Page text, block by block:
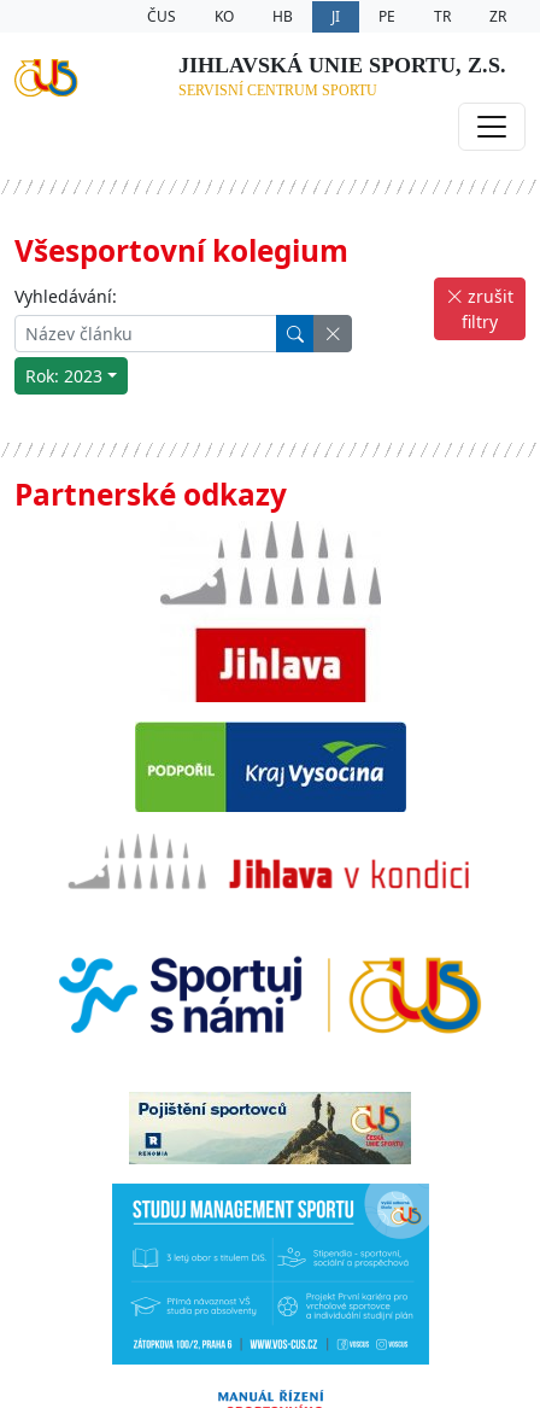
ČUS KO HB JI PE TR ZR
JIHLAVSKÁ UNIE SPORTU, Z.S.
SERVISNÍ CENTRUM SPORTU
Všesportovní kolegium
Vyhledávání:
Rok: 2023
zrušit
filtry
Partnerské odkazy